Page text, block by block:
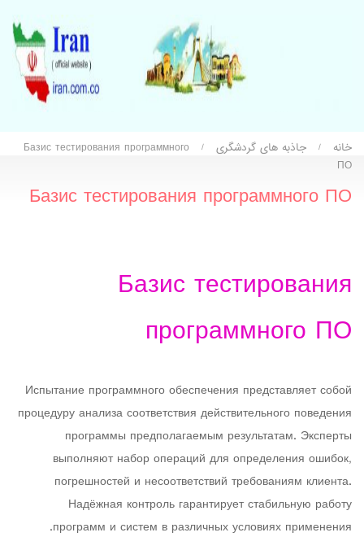
خانه / جاذبه های گردشگری /
Базис тестирования программного
ПО
Базис тестирования программного ПО
Базис тестирования
программного ПО
Испытание программного обеспечения представляет собой
процедуру анализа соответствия действительного поведения
программы предполагаемым результатам. Эксперты
выполняют набор операций для определения ошибок,
погрешностей и несоответствий требованиям клиента.
Надёжная контроль гарантирует стабильную работу
программ и систем в различных условиях применения.